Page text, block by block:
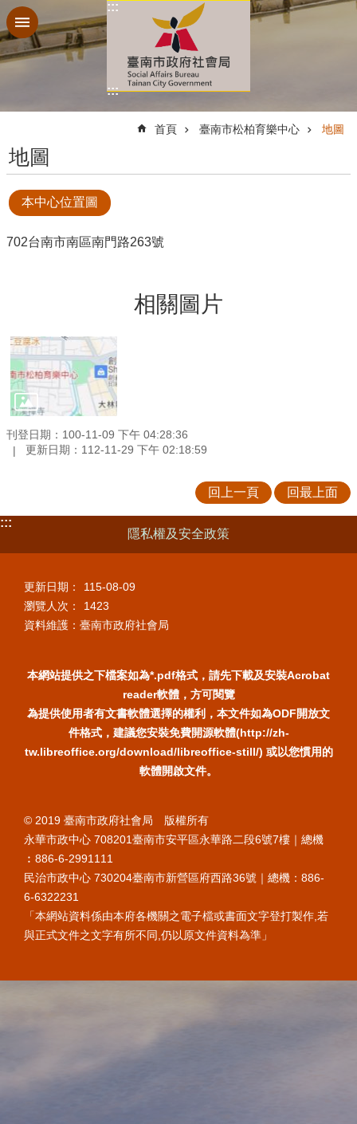
跳到主要內容區塊
:::
:::
首頁 臺南市松柏育樂中心 地圖
地圖
本中心位置圖
702台南市南區南門路263號
相關圖片
刊登日期：100-11-09 下午 04:28:36
更新日期：112-11-29 下午 02:18:59
回上一頁 回最上面
:::
隱私權及安全政策
更新日期：
115-08-09
瀏覽人次：
1423
資料維護：臺南市政府社會局
本網站提供之下檔案如為*.pdf格式，請先下載及安裝Acrobat
reader軟體，方可閱覽
為提供使用者有文書軟體選擇的權利，本文件如為ODF開放文
件格式，建議您安裝免費開源軟體(http://zh-
tw.libreoffice.org/download/libreoffice-still/) 或以您慣用的
軟體開啟文件。
© 2019 臺南市政府社會局 版權所有
永華市政中心 708201臺南市安平區永華路二段6號7樓｜總機
︰886-6-2991111
民治市政中心 730204臺南市新營區府西路36號｜總機：886-
6-6322231
「本網站資料係由本府各機關之電子檔或書面文字登打製作,若
與正式文件之文字有所不同,仍以原文件資料為準」